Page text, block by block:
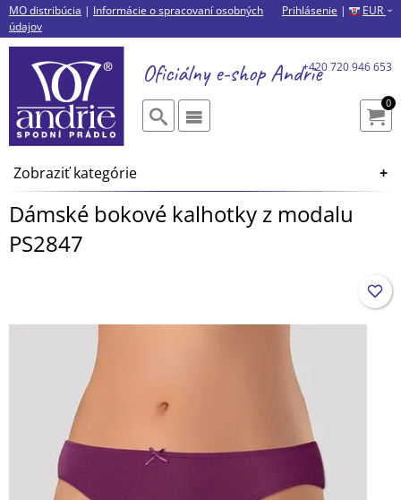
Prihlásenie | EUR ›
MO distribúcia | Informácie o spracovaní osobných
údajov
Oficiálny e-shopAndrie
0
+420 720 946 653
Zobraziť kategórie
Dámské bokové kalhotky z modalu
PS2847